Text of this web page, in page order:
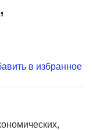
в избранное